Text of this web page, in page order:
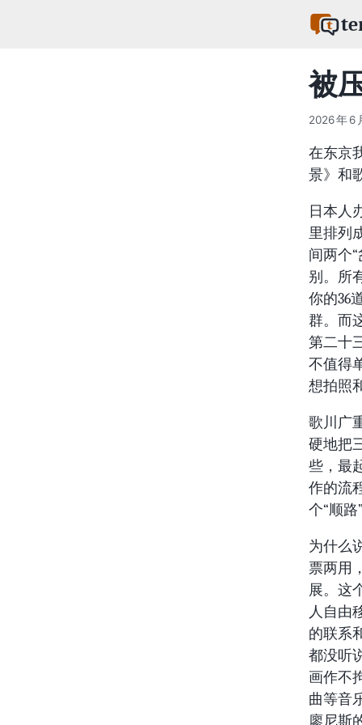
被
2026 年 6
在东京
景》和
日本人
里排列
间两个
别。所
你的36
群。而
第二十
不值得
想拍照
歌川广
硬地把
些，最
作的流
个“顺
为什么
票两用
展。这
人自由
的联系
都没听
画作不
曲等音
廖尼斯